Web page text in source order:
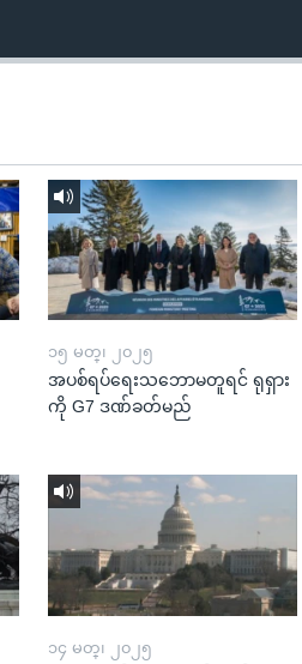
၁၅ မတ္၊ ၂၀၂၅
အပစ်ရပ်ရေးသဘောမတူရင် ရုရှား
ကို G7 ဒဏ်ခတ်မည်
၁၄ မတ္၊ ၂၀၂၅